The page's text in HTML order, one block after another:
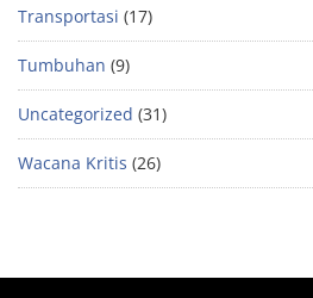
Transportasi (17)
Tumbuhan (9)
Uncategorized (31)
Wacana Kritis (26)